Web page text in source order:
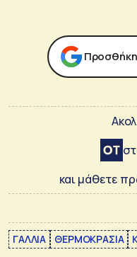
και μάθετε
ΓΑΛΛΙΑ ΘΕΡΜΟΚΡΑΣΙΑ